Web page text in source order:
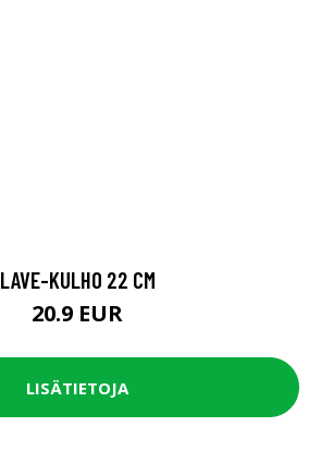
LAVE-KULHO 22 CM
20.9 EUR
LISÄTIETOJA